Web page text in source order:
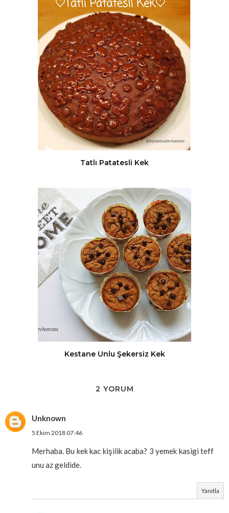
Tatlı Patatesli Kek
Kestane Unlu Şekersiz Kek
2 YORUM
Unknown
5 Ekim 2018 07:46
Merhaba. Bu kek kac kişilik acaba? 3 yemek kasigi teff
unu az geldide.
Yanıtla